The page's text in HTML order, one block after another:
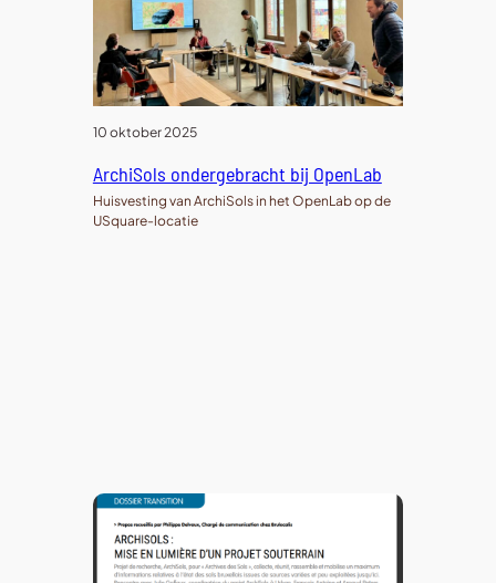
10 oktober 2025
ArchiSols ondergebracht bij OpenLab
Huisvesting van ArchiSols in het OpenLab op de
USquare-locatie